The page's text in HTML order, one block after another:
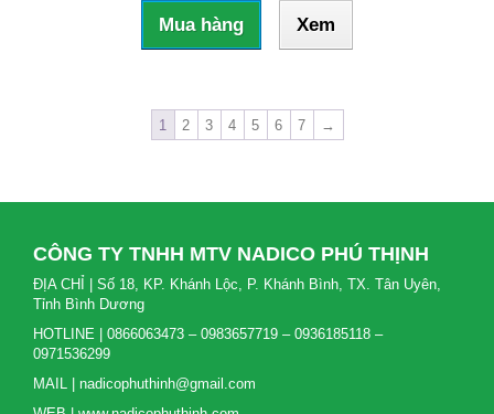
Mua hàng Xem
1 2 3 4 5 6 7 →
CÔNG TY TNHH MTV NADICO PHÚ THỊNH
ĐỊA CHỈ | Số 18, KP. Khánh Lộc, P. Khánh Bình, TX. Tân Uyên,
Tỉnh Bình Dương
HOTLINE | 0866063473 – 0983657719 – 0936185118 –
0971536299
MAIL | nadicophuthinh@gmail.com